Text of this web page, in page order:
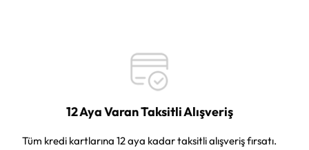
12 Aya Varan Taksitli Alışveriş
Tüm kredi kartlarına 12 aya kadar taksitli alışveriş fırsatı.